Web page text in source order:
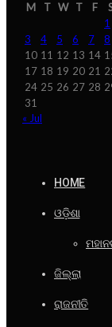
M T W T F
1
3
4 5 6 7 8
10 11 12 13 14
17 18 19 20 21
24 25 26 27 28
31
« Jul
HOME
ଓଡ଼ିଶା
ଜିଲ୍ଲା
ରାଜନୀତି